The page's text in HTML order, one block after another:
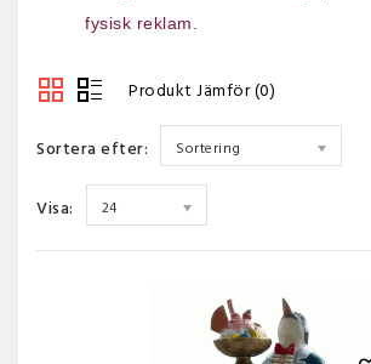
fysisk reklam.
Produkt Jämför (0)
Sortera efter: Sortering
Visa: 24